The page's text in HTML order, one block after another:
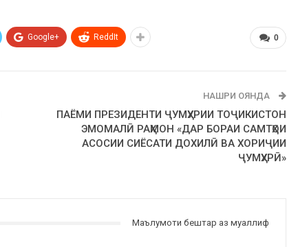
0
Google+ ReddIt
НАШРИ ОЯНДА
ПАЁМИ ПРЕЗИДЕНТИ ҶУМҲУРИИ ТОҶИКИСТОН
ЭМОМАЛӢ РАҲМОН «ДАР БОРАИ САМТҲОИ
АСОСИИ СИЁСАТИ ДОХИЛӢ ВА ХОРИҶИИ
ҶУМҲУРӢ»
Маълумоти бештар аз муаллиф